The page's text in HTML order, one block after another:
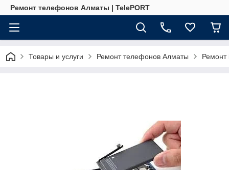
Ремонт телефонов Алматы | TelePORT
Товары и услуги Ремонт телефонов Алматы Ремонт